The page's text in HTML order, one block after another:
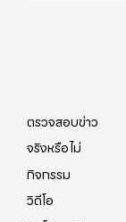
ตรวจสอบข่าว
จริงหรือไม่
กิจกรรม
วิดีโอ